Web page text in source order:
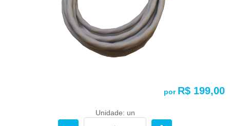
por R$ 199,00
Unidade: un